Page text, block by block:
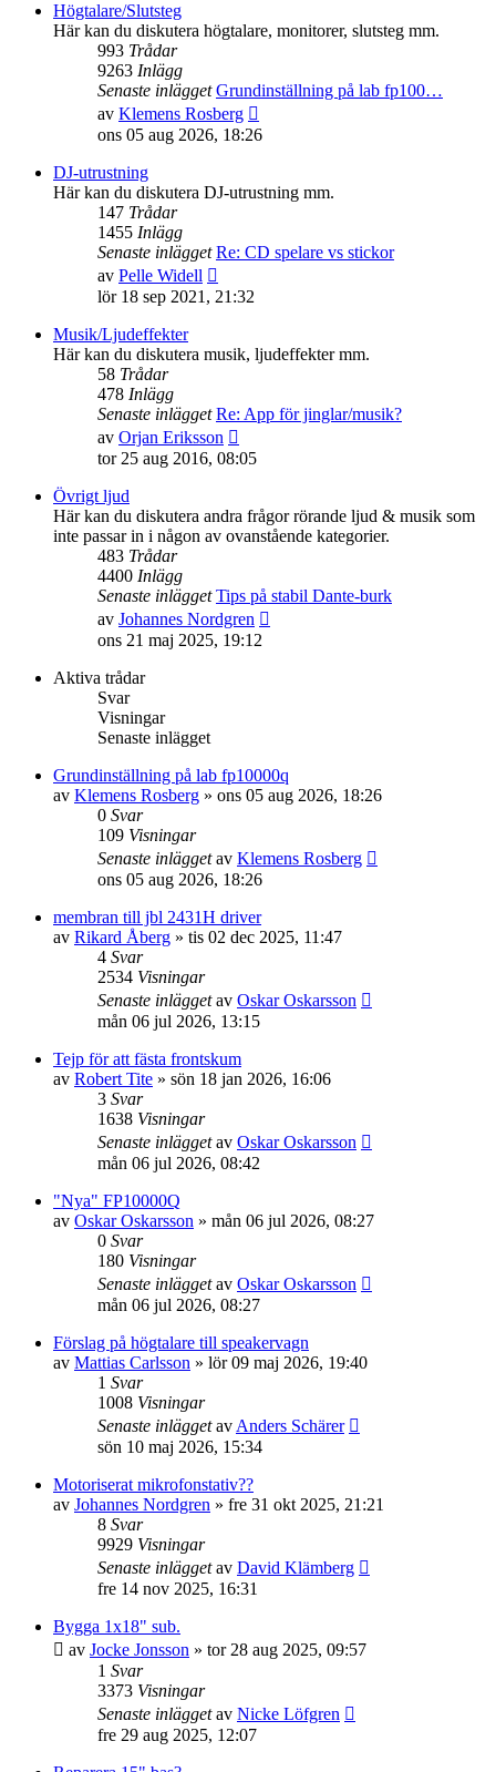
inlägget
Högtalare/Slutsteg
Här kan du diskutera högtalare, monitorer, slutsteg mm.
993 Trådar
9263 Inlägg
Senaste inlägget Grundinställning på lab fp100…
av Klemens Rosberg
till
inlägget
ons 05 aug 2026, 18:26
DJ-utrustning
Här kan du diskutera DJ-utrustning mm.
147 Trådar
1455 Inlägg
Senaste inlägget Re: CD spelare vs stickor
av Pelle Widell
till
inlägget
lör 18 sep 2021, 21:32
Musik/Ljudeffekter
Här kan du diskutera musik, ljudeffekter mm.
58 Trådar
478 Inlägg
Senaste inlägget Re: App för jinglar/musik?
av Orjan Eriksson
till
inlägget
tor 25 aug 2016, 08:05
Övrigt ljud
Här kan du diskutera andra frågor rörande ljud & musik som
inte passar in i någon av ovanstående kategorier.
483 Trådar
4400 Inlägg
Senaste inlägget Tips på stabil Dante-burk
av Johannes Nordgren
ons 21 maj 2025, 19:12
Aktiva trådar
Svar
Visningar
Senaste inlägget
Grundinställning på lab fp10000q
av Klemens Rosberg » ons 05 aug 2026, 18:26
0 Svar
109 Visningar
Senaste inläggetav Klemens Rosberg
ons 05 aug 2026, 18:26
membran till jbl 2431H driver
av Rikard Åberg » tis 02 dec 2025, 11:47
4 Svar
2534 Visningar
Senaste inläggetav Oskar Oskarsson
mån 06 jul 2026, 13:15
Tejp för att fästa frontskum
av Robert Tite » sön 18 jan 2026, 16:06
3 Svar
1638 Visningar
Senaste inläggetav Oskar Oskarsson
mån 06 jul 2026, 08:42
"Nya" FP10000Q
av Oskar Oskarsson » mån 06 jul 2026, 08:27
0 Svar
180 Visningar
Senaste inläggetav Oskar Oskarsson
mån 06 jul 2026, 08:27
Förslag på högtalare till speakervagn
av Mattias Carlsson » lör 09 maj 2026, 19:40
1 Svar
1008 Visningar
Senaste inläggetavAnders Schärer
sön 10 maj 2026, 15:34
Motoriserat mikrofonstativ??
av Johannes Nordgren » fre 31 okt 2025, 21:21
8 Svar
9929 Visningar
Senaste inläggetav David Klämberg
fre 14 nov 2025, 16:31
Bygga 1x18" sub.
av Jocke Jonsson » tor 28 aug 2025, 09:57
1 Svar
3373 Visningar
Senaste inläggetav Nicke Löfgren
fre 29 aug 2025, 12:07